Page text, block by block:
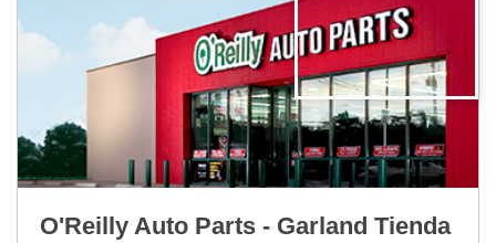
O'Reilly Auto Parts - Garland Tienda